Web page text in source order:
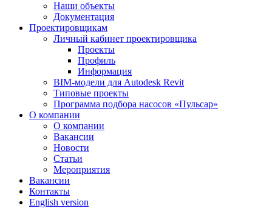
Наши объекты
Документация
Проектировщикам
Личный кабинет проектировщика
Проекты
Профиль
Информация
BIM-модели для Autodesk Revit
Типовые проекты
Программа подбора насосов «Пульсар»
О компании
О компании
Вакансии
Новости
Статьи
Мероприятия
Вакансии
Контакты
English version